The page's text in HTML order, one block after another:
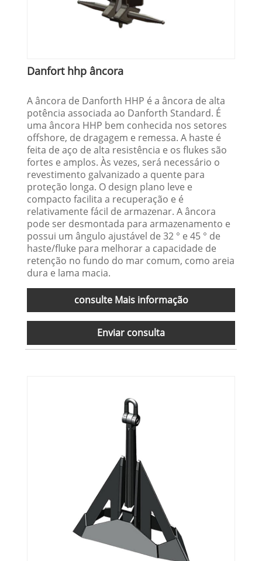
Danfort hhp âncora
A âncora de Danforth HHP é a âncora de alta
potência associada ao Danforth Standard. É
uma âncora HHP bem conhecida nos setores
offshore, de dragagem e remessa. A haste é
feita de aço de alta resistência e os flukes são
fortes e amplos. Às vezes, será necessário o
revestimento galvanizado a quente para
proteção longa. O design plano leve e
compacto facilita a recuperação e é
relativamente fácil de armazenar. A âncora
pode ser desmontada para armazenamento e
possui um ângulo ajustável de 32 ° e 45 ° de
haste/fluke para melhorar a capacidade de
retenção no fundo do mar comum, como areia
dura e lama macia.
consulte Mais informação
Enviar consulta